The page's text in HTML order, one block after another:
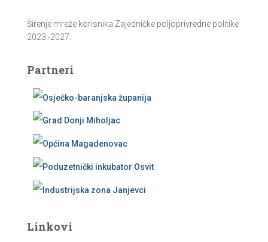
Širenje mreže korisnika Zajedničke poljoprivredne politike
2023.-2027.
Partneri
Linkovi